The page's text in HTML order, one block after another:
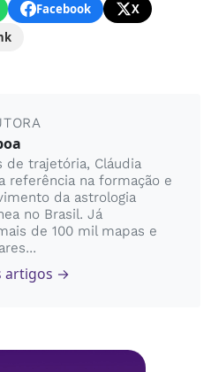
Facebook
X
de trajetória, Cláudia
referência na formação e
da astrologia
no Brasil. Já
de 100 mil mapas e
artigos →